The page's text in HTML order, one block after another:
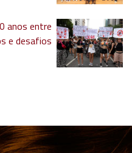
anos entre
e desafios